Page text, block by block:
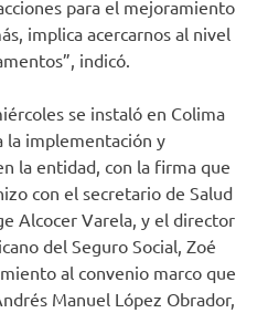
para el mejoramiento
implica acercarnos al nivel
indicó.
se instaló en Colima
la implementación y
la entidad, con la firma que
con el secretario de Salud
Alcocer Varela, y el director
del Seguro Social, Zoé
al convenio marco que
Manuel López Obrador,